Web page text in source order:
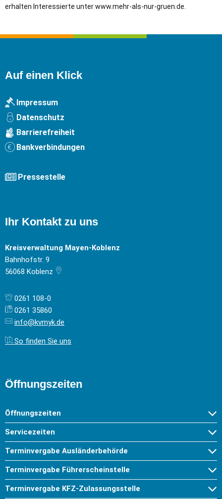
erhalten Interessierte unter www.mehr-als-nur-gruen.de.
Auf einen Klick
Impressum
Datenschutz
Barrierefreiheit
Bankverbindungen
Pressestelle
Ihr Kontakt zu uns
Kreisverwaltung Mayen-Koblenz
Bahnhofstr. 9
56068 Koblenz
0261 108-0
0261 35860
info@kvmyk.de
So finden Sie uns
Öffnungszeiten
Öffnungszeiten
Servicezeiten
Terminvergabe Ausländerbehörde
Terminvergabe Führerscheinstelle
Terminvergabe KFZ-Zulassungsstelle